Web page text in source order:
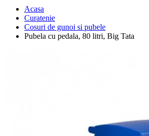
Acasa
Curatenie
Cosuri de gunoi si pubele
Pubela cu pedala, 80 litri, Big Tata